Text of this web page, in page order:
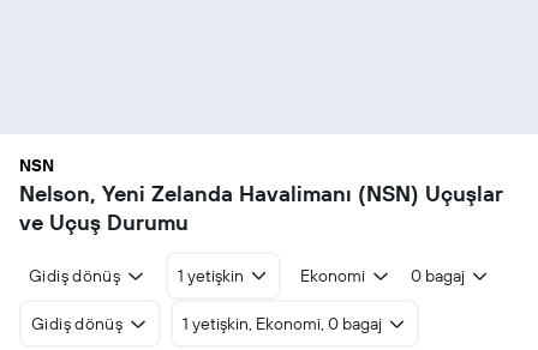
NSN
Nelson, Yeni Zelanda Havalimanı (NSN) Uçuşlar
ve Uçuş Durumu
Gidiş dönüş 1 yetişkin Ekonomi 0 bagaj
Gidiş dönüş 1 yetişkin, Ekonomi, 0 bagaj